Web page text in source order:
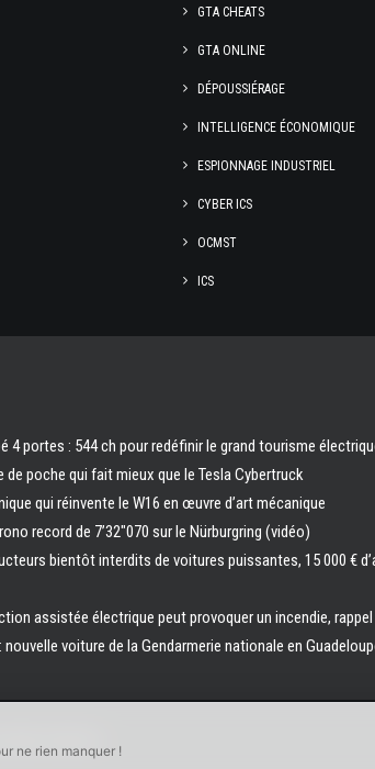
GTA CHEATS
GTA ONLINE
DÉPOUSSIÉRAGE
INTELLIGENCE ÉCONOMIQUE
ESPIONNAGE INDUSTRIEL
CYBER ICS
OCMST
ICS
4 portes : 544 ch pour redéfinir le grand tourisme
de poche qui fait mieux que le Tesla Cybertruck
qui réinvente le W16 en œuvre d’art mécanique
record de 7’32″070 sur le Nürburgring (vidéo)
bientôt interdits de voitures puissantes, 15 000 €
assistée électrique peut provoquer un incendie,
voiture de la Gendarmerie nationale en
réservés.
ne rien manquer !